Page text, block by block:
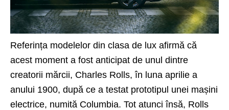
Referința modelelor din clasa de lux afirmă că
acest moment a fost anticipat de unul dintre
creatorii mărcii, Charles Rolls, în luna aprilie a
anului 1900, după ce a testat prototipul unei mașini
electrice, numită Columbia. Tot atunci însă, Rolls